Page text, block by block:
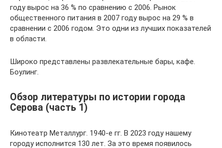
году вырос на 36 % по сравнению с 2006. Рынок
общественного питания в 2007 году вырос на 29 % в
сравнении с 2006 годом. Это одни из лучших показателей
в области.
Широко представлены развлекательные бары, кафе.
Боулинг.
Обзор литературы по истории города
Серова (часть 1)
Кинотеатр Металлург. 1940-е гг. В 2023 году нашему
городу исполнится 130 лет. За это время появилось